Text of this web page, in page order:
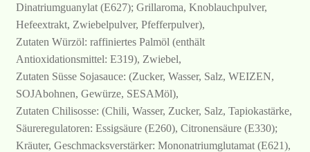
Dinatriumguanylat (E627); Grillaroma, Knoblauchpulver,
Hefeextrakt, Zwiebelpulver, Pfefferpulver),
Zutaten Würzöl: raffiniertes Palmöl (enthält
Antioxidationsmittel: E319), Zwiebel,
Zutaten Süsse Sojasauce: (Zucker, Wasser, Salz, WEIZEN,
SOJAbohnen, Gewürze, SESAMöl),
Zutaten Chilisosse: (Chili, Wasser, Zucker, Salz, Tapiokastärke,
Säureregulatoren: Essigsäure (E260), Citronensäure (E330);
Kräuter, Geschmacksverstärker: Mononatriumglutamat (E621),